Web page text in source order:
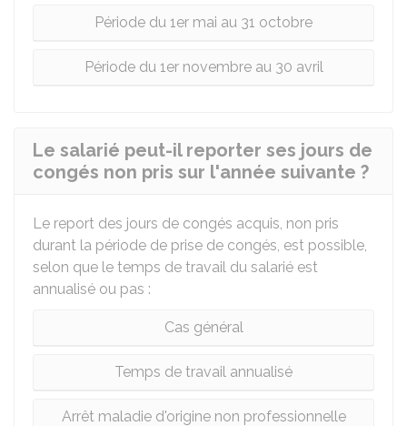
Période du 1er mai au 31 octobre
Période du 1er novembre au 30 avril
Le salarié peut-il reporter ses jours de
congés non pris sur l'année suivante ?
Le report des jours de congés acquis, non pris
durant la période de prise de congés, est possible,
selon que le temps de travail du salarié est
annualisé ou pas :
Cas général
Temps de travail annualisé
Arrêt maladie d'origine non professionnelle